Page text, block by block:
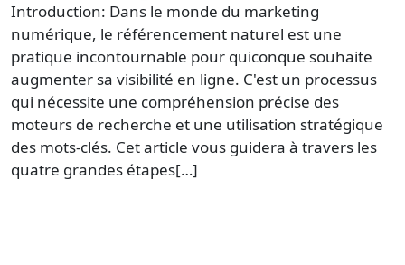
Introduction: Dans le monde du marketing
numérique, le référencement naturel est une
pratique incontournable pour quiconque souhaite
augmenter sa visibilité en ligne. C'est un processus
qui nécessite une compréhension précise des
moteurs de recherche et une utilisation stratégique
des mots-clés. Cet article vous guidera à travers les
quatre grandes étapes[…]